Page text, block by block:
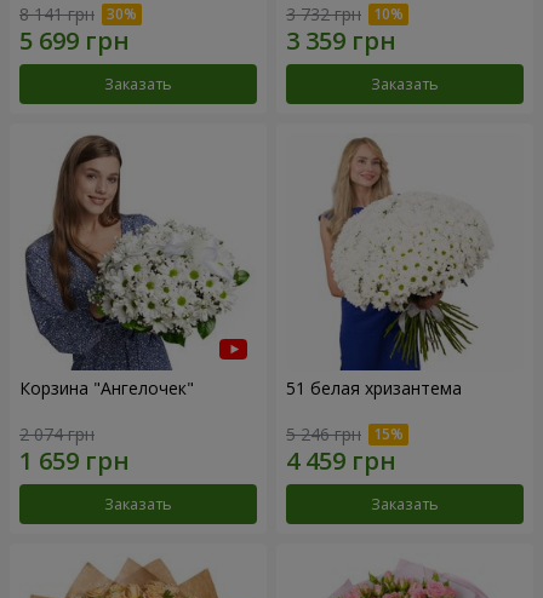
8 141 грн
Заказать
3 732 грн
Заказать
Корзина "Ангелочек"
2 074 грн
Заказать
51 белая хризантема
5 246 грн
Заказать